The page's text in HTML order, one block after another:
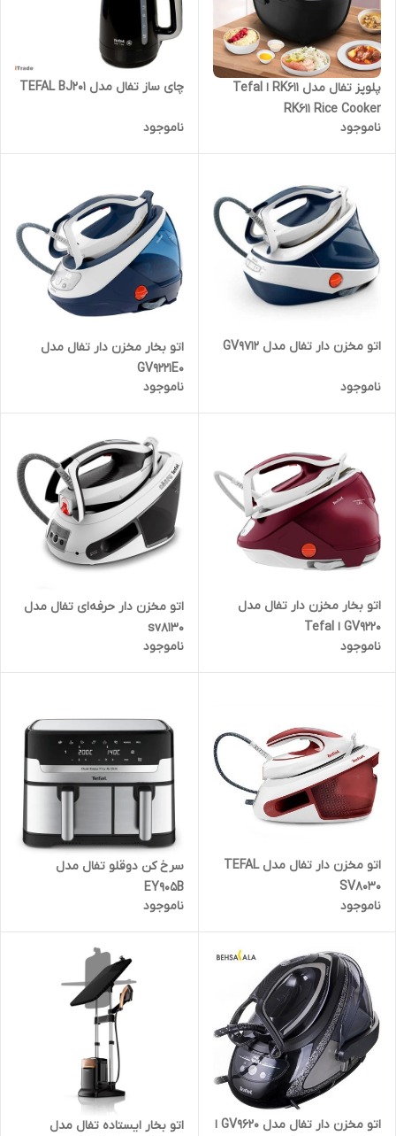
پلوپز تفال مدل RK611 ا Tefal
RK611 Rice Cooker
ناموجود
چای ساز تفال مدل TEFAL BJ201
ناموجود
اتو مخزن دار تفال مدل GV9712
ناموجود
اتو بخار مخزن دار تفال مدل
GV9221E0
ناموجود
اتو بخار مخزن دار تفال مدل
GV9220 ا Tefal
ناموجود
اتو مخزن دار حرفه‌ای تفال مدل
sv8130
ناموجود
اتو مخزن دار تفال مدل TEFAL
SV8030
ناموجود
سرخ کن دوقلو تفال مدل
EY905B
ناموجود
اتو مخزن دار تفال مدل GV9620 ا
اتو بخار ایستاده تفال مدل